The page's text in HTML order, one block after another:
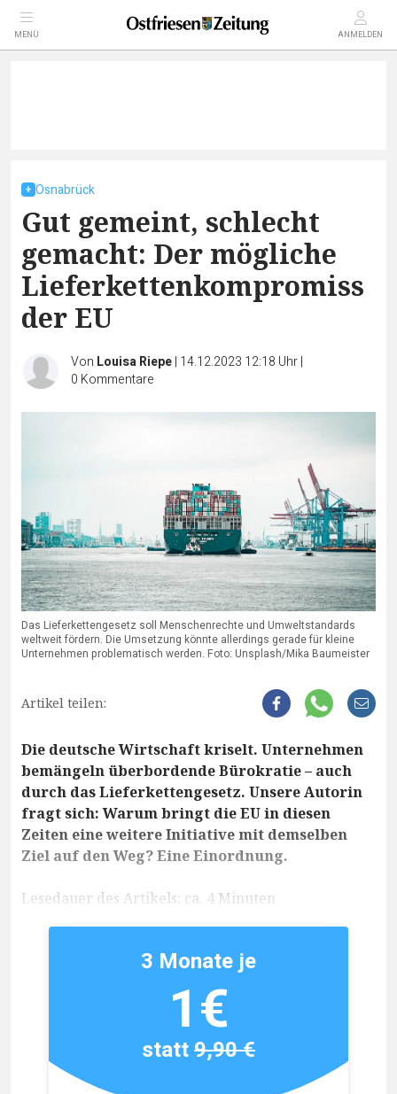
MENÜ ANMELDEN
Osnabrück
Gut gemeint, schlecht
gemacht: Der mögliche
Lieferkettenkompromiss
der EU
Von Louisa Riepe| 14.12.2023 12:18 Uhr|
0 Kommentare
Das Lieferkettengesetz soll Menschenrechte und Umweltstandards
weltweit fördern. Die Umsetzung könnte allerdings gerade für kleine
Unternehmen problematisch werden. Foto: Unsplash/Mika Baumeister
Artikel teilen:
Die deutsche Wirtschaft kriselt. Unternehmen
bemängeln überbordende Bürokratie – auch
durch das Lieferkettengesetz. Unsere Autorin
fragt sich: Warum bringt die EU in diesen
Zeiten eine weitere Initiative mit demselben
Ziel auf den Weg? Eine Einordnung.
Lesedauer des Artikels: ca. 4 Minuten
3 Monate je
1€
statt9,90 €